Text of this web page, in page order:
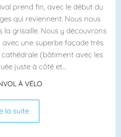
prend fin, avec le début du
qui reviennent. Nous nous
la grisaille. Nous y découvrons
une superbe façade très
(bâtiment avec les
juste à côté et…
À VÉLO
la suite